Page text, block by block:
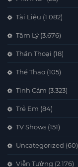
Tài Liệu (1.082)
Tâm Lý (3.676)
Thần Thoại (18)
Thể Thao (105)
Tình Cảm (3.323)
Trẻ Em (84)
TV Shows (151)
Uncategorized (60)
Viễn Tưởng (2.176)